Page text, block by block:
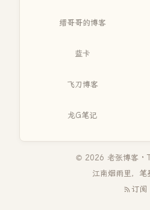
缙哥哥的博客
蓝卡
飞刀博客
龙G笔记
© 2026 老张博客 ·
江南烟雨里，笔
订阅